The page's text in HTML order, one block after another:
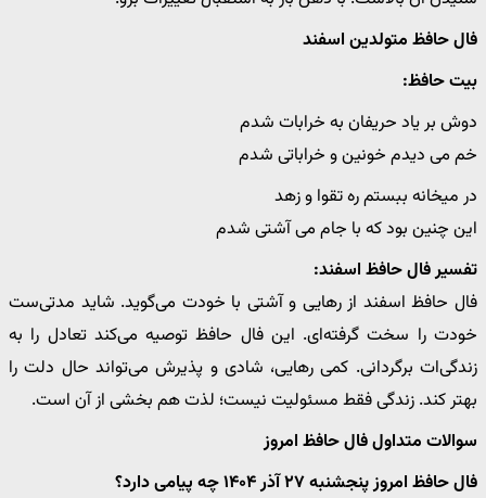
فال حافظ متولدین اسفند
بیت حافظ:
دوش بر یاد حریفان به خرابات شدم
خم می دیدم خونین و خراباتی شدم
در میخانه ببستم ره تقوا و زهد
این چنین بود که با جام می آشتی شدم
تفسیر فال حافظ اسفند:
فال حافظ اسفند از رهایی و آشتی با خودت می‌گوید. شاید مدتی‌ست
خودت را سخت گرفته‌ای. این فال حافظ توصیه می‌کند تعادل را به
زندگی‌ات برگردانی. کمی رهایی، شادی و پذیرش می‌تواند حال دلت را
بهتر کند. زندگی فقط مسئولیت نیست؛ لذت هم بخشی از آن است.
سوالات متداول فال حافظ امروز
فال حافظ امروز پنجشنبه ۲۷ آذر ۱۴۰۴ چه پیامی دارد؟